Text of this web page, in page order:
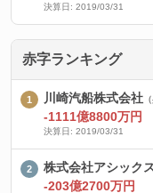
決算日: 2019/03/31
赤字ランキング
川崎汽船株式会社
-1111億8800万円
決算日: 2019/03/31
株式会社アシック
-203億2700万円